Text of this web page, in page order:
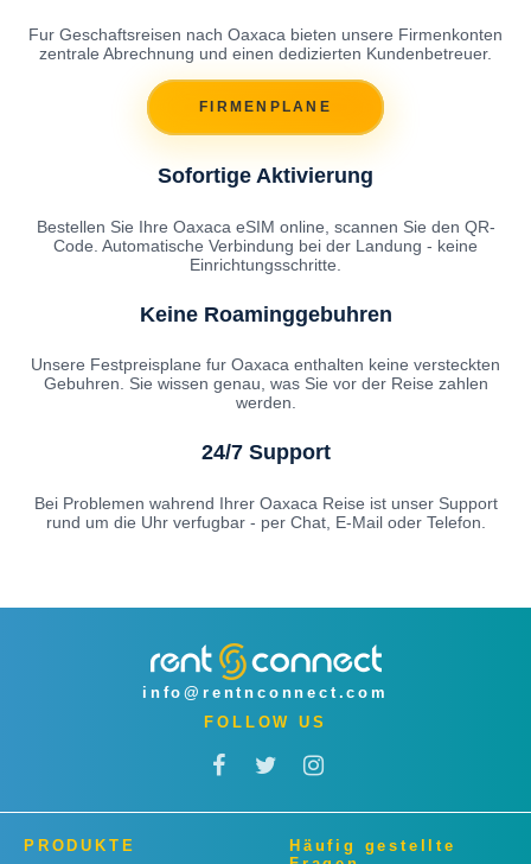
Fur Geschaftsreisen nach Oaxaca bieten unsere Firmenkonten
zentrale Abrechnung und einen dedizierten Kundenbetreuer.
FIRMENPLANE
Sofortige Aktivierung
Bestellen Sie Ihre Oaxaca eSIM online, scannen Sie den QR-
Code. Automatische Verbindung bei der Landung - keine
Einrichtungsschritte.
Keine Roaminggebuhren
Unsere Festpreisplane fur Oaxaca enthalten keine versteckten
Gebuhren. Sie wissen genau, was Sie vor der Reise zahlen
werden.
24/7 Support
Bei Problemen wahrend Ihrer Oaxaca Reise ist unser Support
rund um die Uhr verfugbar - per Chat, E-Mail oder Telefon.
info@rentnconnect.com
FOLLOW US
PRODUKTE
Häufig gestellte